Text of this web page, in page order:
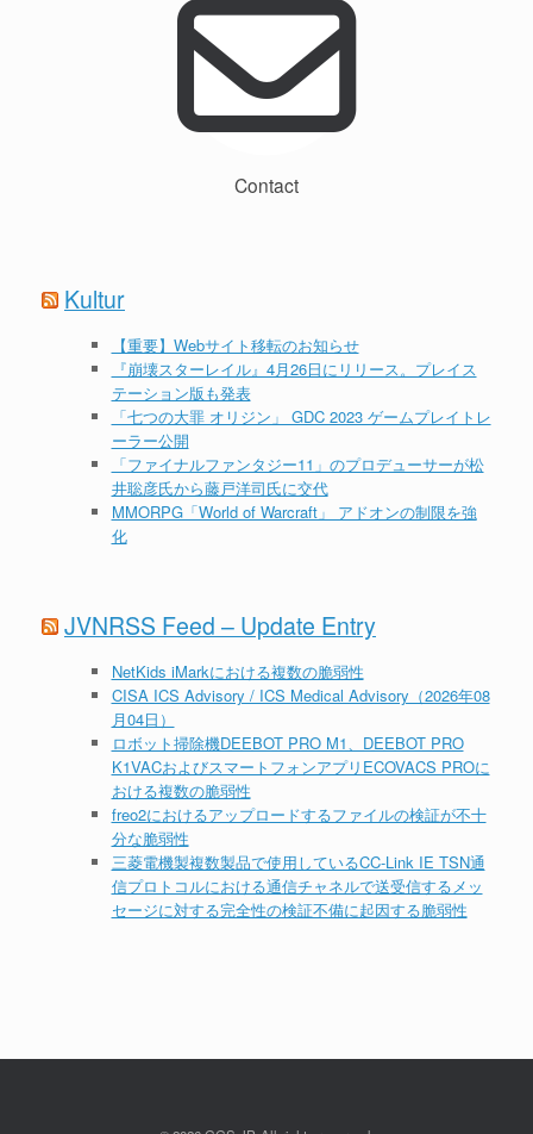
Contact
Kultur
【重要】Webサイト移転のお知らせ
『崩壊スターレイル』4月26日にリリース。プレイス
テーション版も発表
「七つの大罪 オリジン」 GDC 2023 ゲームプレイトレ
ーラー公開
「ファイナルファンタジー11」のプロデューサーが松
井聡彦氏から藤戸洋司氏に交代
MMORPG「World of Warcraft」 アドオンの制限を強
化
JVNRSS Feed – Update Entry
NetKids iMarkにおける複数の脆弱性
CISA ICS Advisory / ICS Medical Advisory（2026年08
月04日）
ロボット掃除機DEEBOT PRO M1、DEEBOT PRO
K1VACおよびスマートフォンアプリECOVACS PROに
おける複数の脆弱性
freo2におけるアップロードするファイルの検証が不十
分な脆弱性
三菱電機製複数製品で使用しているCC-Link IE TSN通
信プロトコルにおける通信チャネルで送受信するメッ
セージに対する完全性の検証不備に起因する脆弱性